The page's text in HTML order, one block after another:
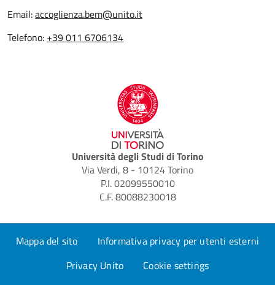
Email:accoglienza.bem@unito.it
Telefono: +39 011 6706134
Università degli Studi di Torino
Via Verdi, 8 - 10124 Torino
P.I. 02099550010
C.F. 80088230018
Mappa del sito
Informativa privacy per utenti esterni
Privacy Unito
Cookie settings